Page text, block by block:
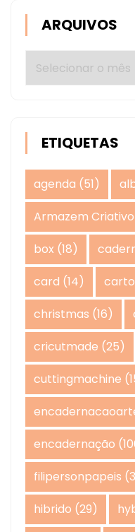
ARQUIVOS
Arquivos
ETIQUETAS
agenda (51)
Armazem Criativo
box (18)
card (14)
christmas (16)
cricutmade (25)
cuttingmachine
encadernação
filipersonpapeis
hibrido (29)